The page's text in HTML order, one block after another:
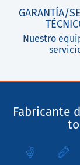
GARANTÍA/
Nuestro
Fabricante